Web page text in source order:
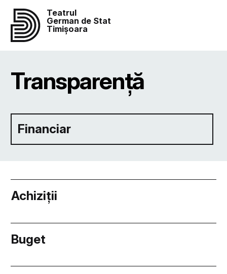
Teatrul
German de Stat
Timișoara
Transparență
Financiar
Achiziții
Buget